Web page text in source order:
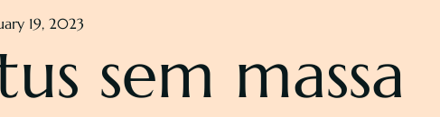
19, 2023
sem massa